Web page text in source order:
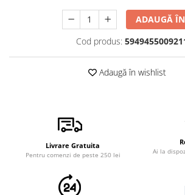
ADAUGĂ
Cod produs:
Adaugă în wishlist
Livrare Gratuita
Pentru comenzi de peste 250 lei
Ai la